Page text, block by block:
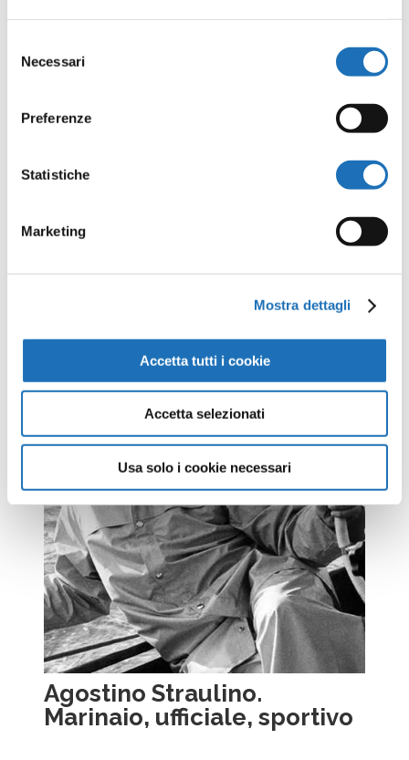
delNecessari
Preferenze
Statistiche
Marketing
Mostra dettagli
Accetta tutti i cookie
Accetta selezionati
Usa solo i cookie necessari
Museo della Marineria
Agostino Straulino.
Marinaio, ufficiale, sportivo